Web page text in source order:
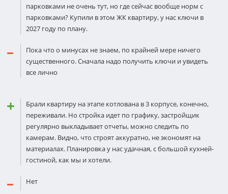
парковками не очень тут, но где сейчас вообще норм с
парковками? Купили в этом ЖК квартиру, у нас ключи в
2027 году по плану.
Пока что о минусах не знаем, по крайней мере ничего
существенного. Сначала надо получить ключи и увидеть
все лично
Брали квартиру на этапе котлована в 3 корпусе, конечно,
переживали. Но стройка идет по графику, застройщик
регулярно выкладывает отчеты, можно следить по
камерам. Видно, что строят аккуратно, не экономят на
материалах. Планировка у нас удачная, с большой кухней-
гостиной, как мы и хотели.
Нет